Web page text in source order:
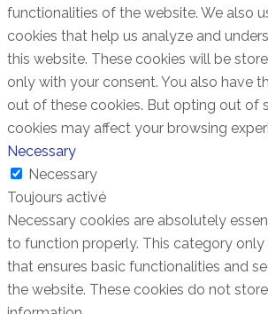
functionalities of the website. We also
cookies that help us analyze and
this website. These cookies will be
only with your consent. You also have
out of these cookies. But opting out of
cookies may affect your browsing
Necessary
Necessary
Toujours activé
Necessary cookies are absolutely
to function properly. This category only
that ensures basic functionalities and
the website. These cookies do not